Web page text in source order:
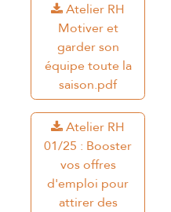
Atelier RH
Motiver et
garder son
équipe toute la
saison.pdf
Atelier RH
01/25 : Booster
vos offres
d'emploi pour
attirer des